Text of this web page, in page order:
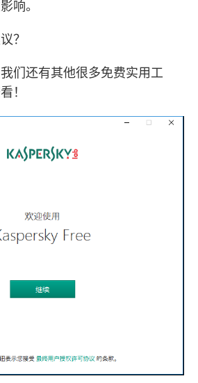
响。
？
们还有其他很多免费实用工
！